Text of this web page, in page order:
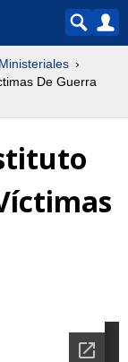
De Guerra